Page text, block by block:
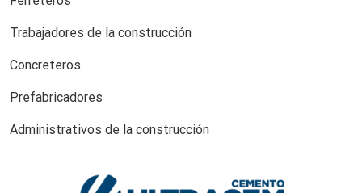
Trabajadores de la construcción
Concreteros
Prefabricadores
Administrativos de la construcción